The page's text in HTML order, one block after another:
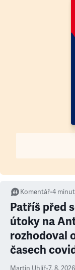
Komentář•4
Patříš před
útoky na
rozhodoval
časech